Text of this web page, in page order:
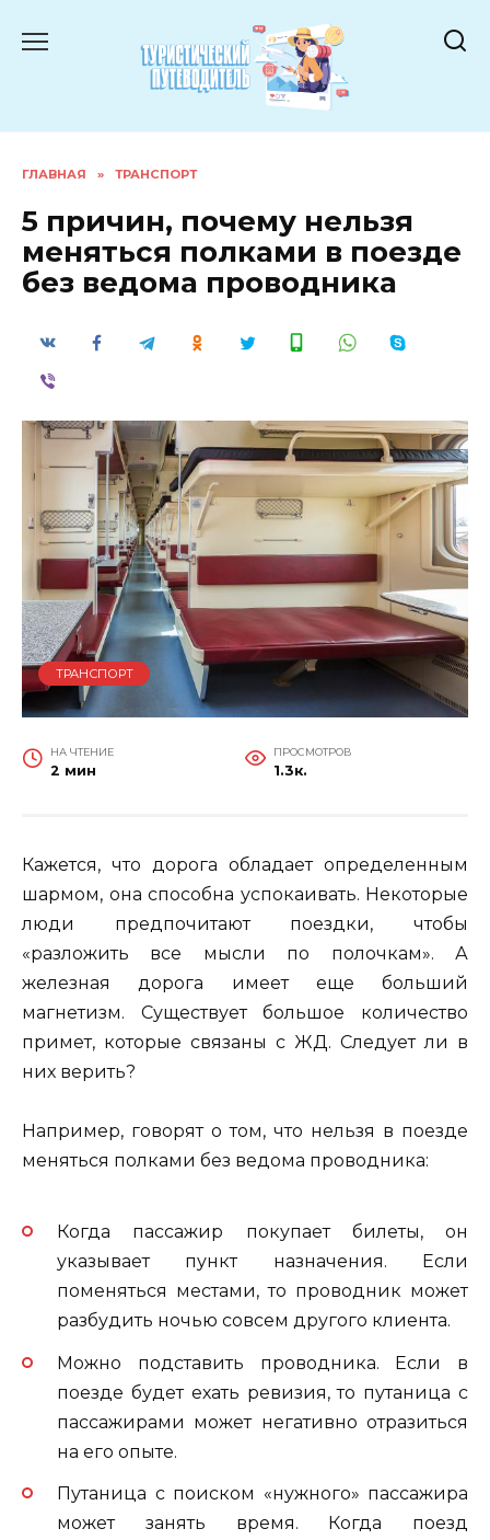
ГЛАВНАЯ » ТРАНСПОРТ
5 причин, почему нельзя
меняться полками в поезде
без ведома проводника
ТРАНСПОРТ
НА ЧТЕНИЕ
2 мин
ПРОСМОТРОВ
1.3к.
Кажется, что дорога обладает определенным
шармом, она способна успокаивать. Некоторые
люди предпочитают поездки, чтобы
«разложить все мысли по полочкам». А
железная дорога имеет еще больший
магнетизм. Существует большое количество
примет, которые связаны с ЖД. Следует ли в
них верить?
Например, говорят о том, что нельзя в поезде
меняться полками без ведома проводника:
Когда пассажир покупает билеты, он
указывает пункт назначения. Если
поменяться местами, то проводник может
разбудить ночью совсем другого клиента.
Можно подставить проводника. Если в
поезде будет ехать ревизия, то путаница с
пассажирами может негативно отразиться
на его опыте.
Путаница с поиском «нужного» пассажира
может занять время. Когда поезд